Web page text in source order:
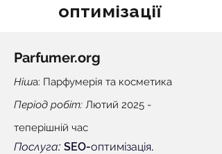
Parfumer.org
Ніша: Парфумерія та косметика
Період робіт: Лютий 2025 -
теперішній час
Послуга: SEO-оптимізація.
оптимізації